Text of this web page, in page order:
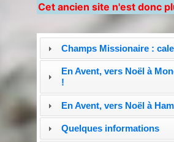
Cet ancien site n'est donc
Champs Missionaire :
En Avent, vers Noël à
!
En Avent, vers Noël à
Quelques informations